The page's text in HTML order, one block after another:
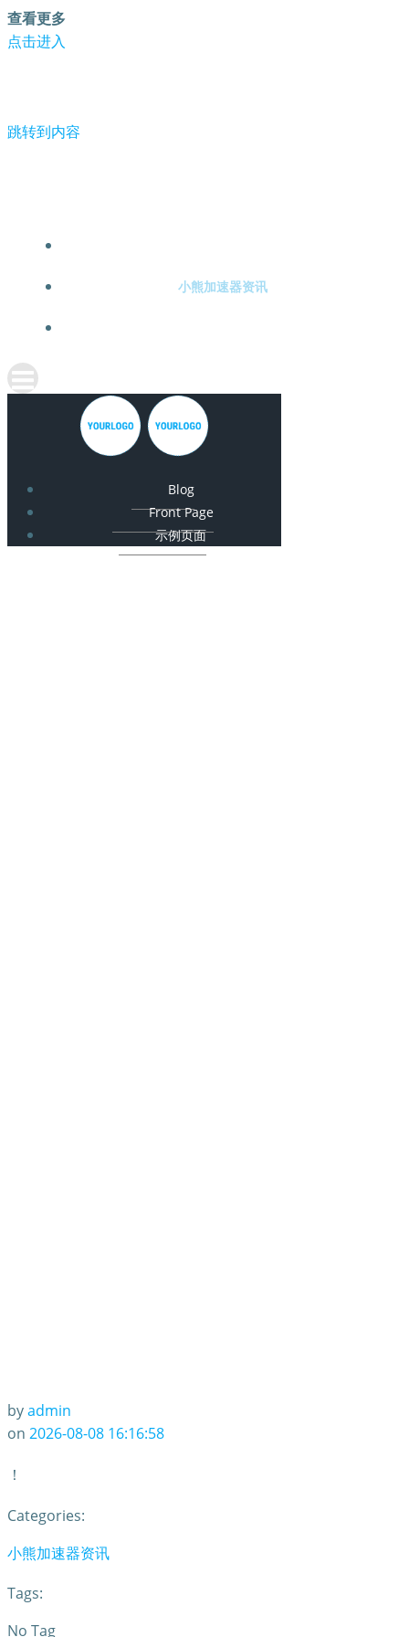
查看更多
点击进入
跳转到内容
小熊加速器资讯
Blog
Front Page
示例页面
byadmin
on 2026-08-08 16:16:58
！
Categories:
小熊加速器资讯
Tags:
No Tag